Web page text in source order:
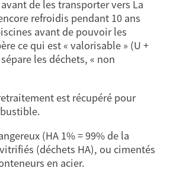
de les transporter vers La
refroidis pendant 10 ans
avant de pouvoir les
ce qui est « valorisable » (U +
les déchets, « non
est récupéré pour
(HA 1% = 99% de la
(déchets HA), ou cimentés
en acier.